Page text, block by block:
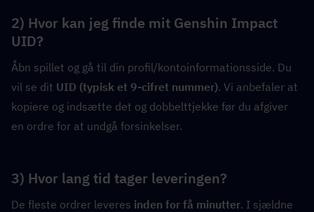
2) Hvor kan jeg finde mit Genshin Impact
UID?
Åbn spillet og gå til din profil/kontoinformationsside. Du
vil se dit UID (typisk et 9-cifret nummer). Vi anbefaler at
kopiere og indsætte det og dobbelttjekke før du afgiver
en ordre for at undgå forsinkelser.
3) Hvor lang tid tager leveringen?
De fleste ordrer leveres inden for få minutter. I sjældne